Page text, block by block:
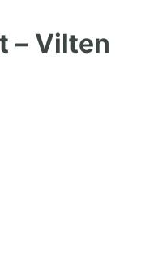
– Vilten